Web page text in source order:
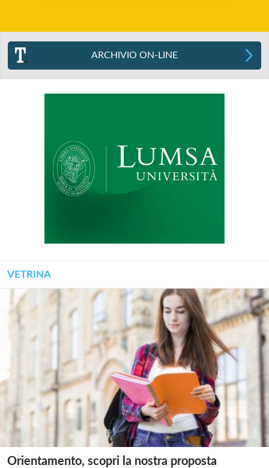
ARCHIVIO ON-LINE
VETRINA
Orientamento, scopri la nostra proposta